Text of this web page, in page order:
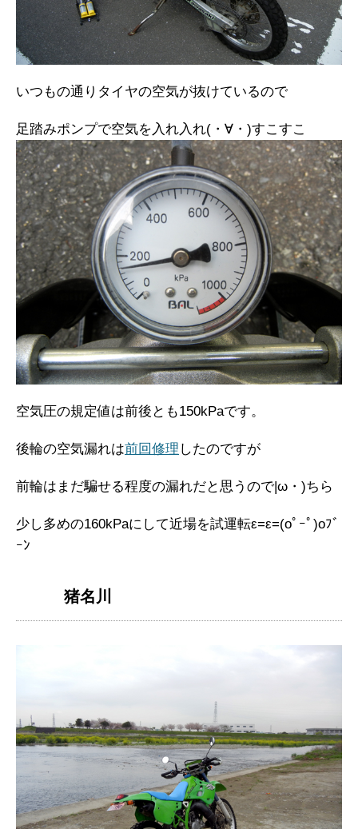
いつもの通りタイヤの空気が抜けているので
足踏みポンプで空気を入れ入れ(・∀・)すこすこ
空気圧の規定値は前後とも150kPaです。
後輪の空気漏れは前回修理 したのですが
前輪はまだ騙せる程度の漏れだと思うので|ω・)ちら
少し多めの160kPaにして近場を試運転ε=ε=(oﾟｰﾟ)oﾌﾞ
ｰﾝ
猪名川